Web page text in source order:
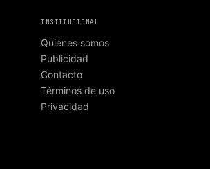
INSTITUCIONAL
Quiénes somos
Publicidad
Contacto
Términos de uso
Privacidad